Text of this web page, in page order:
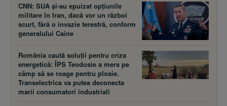
CNN: SUA şi-au epuizat opțiunile
militare în Iran, dacă vor un război
scurt, fără o invazie terestră, conform
generalului Caine
România caută soluții pentru criza
energetică: ÎPS Teodosie a mers pe
câmp să se roage pentru ploaie.
Transelectrica va putea deconecta
marii consumatori industriali